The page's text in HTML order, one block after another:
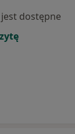
dostępne